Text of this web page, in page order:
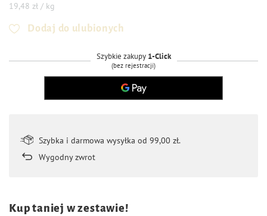
19,48 zł / kg
Dodaj do ulubionych
Szybkie zakupy 1-Click
(bez rejestracji)
Szybka i darmowa wysyłka od 99,00 zł.
Wygodny zwrot
Kup taniej w zestawie!